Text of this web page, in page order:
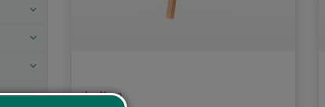
Ars Nova